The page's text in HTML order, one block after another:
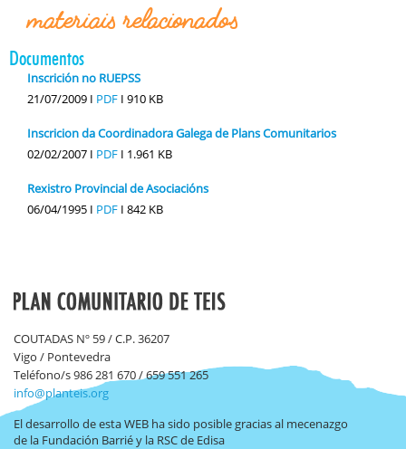
materiais relacionados
Documentos
Inscrición no RUEPSS
21/07/2009 I PDF I 910 KB
Inscricion da Coordinadora Galega de Plans Comunitarios
02/02/2007 I PDF I 1.961 KB
Rexistro Provincial de Asociacións
06/04/1995 I PDF I 842 KB
COUTADAS Nº 59 / C.P. 36207
Vigo / Pontevedra
Teléfono/s 986 281 670 / 659 551 265
info@planteis.org
El desarrollo de esta WEB ha sido posible gracias al mecenazgo
de la Fundación Barrié y la RSC de Edisa